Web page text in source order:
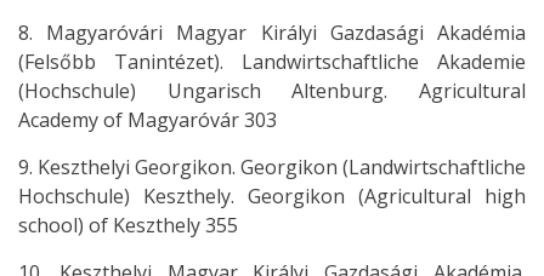
8. Magyaróvári Magyar Királyi Gazdasági Akadémia
(Felsőbb Tanintézet). Landwirtschaftliche Akademie
(Hochschule) Ungarisch Altenburg. Agricultural
Academy of Magyaróvár 303
9. Keszthelyi Georgikon. Georgikon (Landwirtschaftliche
Hochschule) Keszthely. Georgikon (Agricultural high
school) of Keszthely 355